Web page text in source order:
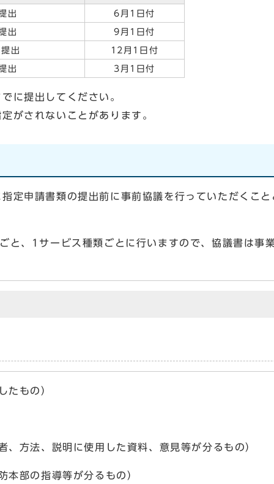
出 6月1日付
出 9月1日付
出 12月1日付
出 3月1日付
に提出してください。
がされないことがあります。
申請書類の提出前に事前協議を行っていただくこ
、1サービス種類ごとに行いますので、協議書は事
たもの）
方法、説明に使用した資料、意見等が分るもの）
部の指導等が分るもの）